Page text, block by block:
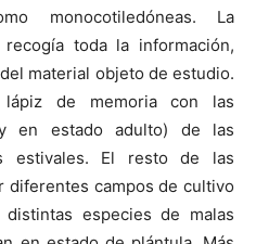
monocotiledóneas. La
toda la información,
material objeto de estudio.
de memoria con las
en estado adulto) de las
estivales. El resto de las
diferentes campos de cultivo
distintas especies de malas